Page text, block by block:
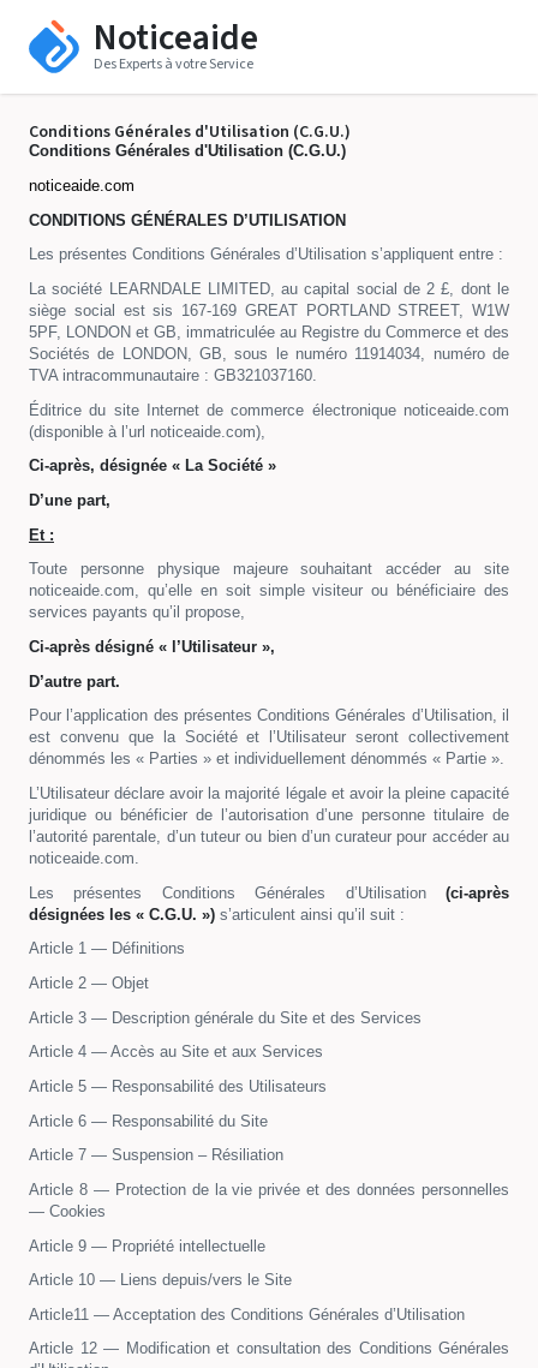
Noticeaide
Des Experts à votre Service
Conditions Générales d'Utilisation (C.G.U.)
Conditions Générales d'Utilisation (C.G.U.)
noticeaide.com
CONDITIONS GÉNÉRALES D’UTILISATION
Les présentes Conditions Générales d’Utilisation s’appliquent entre :
La société LEARNDALE LIMITED, au capital social de 2 £, dont le
siège social est sis 167-169 GREAT PORTLAND STREET, W1W
5PF, LONDON et GB, immatriculée au Registre du Commerce et des
Sociétés de LONDON, GB, sous le numéro 11914034, numéro de
TVA intracommunautaire : GB321037160.
Éditrice du site Internet de commerce électronique noticeaide.com
(disponible à l’url noticeaide.com),
Ci-après, désignée « La Société »
D’une part,
Et :
Toute personne physique majeure souhaitant accéder au site
noticeaide.com, qu’elle en soit simple visiteur ou bénéficiaire des
services payants qu’il propose,
Ci-après désigné « l’Utilisateur »,
D’autre part.
Pour l’application des présentes Conditions Générales d’Utilisation, il
est convenu que la Société et l’Utilisateur seront collectivement
dénommés les « Parties » et individuellement dénommés « Partie ».
L’Utilisateur déclare avoir la majorité légale et avoir la pleine capacité
juridique ou bénéficier de l’autorisation d’une personne titulaire de
l’autorité parentale, d’un tuteur ou bien d’un curateur pour accéder au
noticeaide.com.
Les présentes Conditions Générales d’Utilisation (ci-après
désignées les « C.G.U. ») s’articulent ainsi qu’il suit :
Article 1 — Définitions
Article 2 — Objet
Article 3 — Description générale du Site et des Services
Article 4 — Accès au Site et aux Services
Article 5 — Responsabilité des Utilisateurs
Article 6 — Responsabilité du Site
Article 7 — Suspension – Résiliation
Article 8 — Protection de la vie privée et des données personnelles
— Cookies
Article 9 — Propriété intellectuelle
Article 10 — Liens depuis/vers le Site
Article11 — Acceptation des Conditions Générales d’Utilisation
Article 12 — Modification et consultation des Conditions Générales